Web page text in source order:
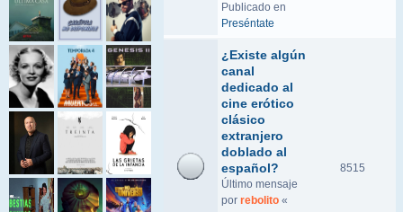
Publicado en
Preséntate
¿Existe algún
canal
dedicado al
cine erótico
clásico
extranjero
doblado al
español?
Último mensaje
por rebolito «
8515